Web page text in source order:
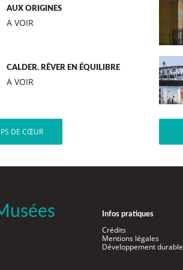
AUX ORIGINES
A VOIR
CALDER. RÊVER EN ÉQUILIBRE
A VOIR
DE CŒUR
Infos pratiques
Crédits
Mentions légales
Développement durable